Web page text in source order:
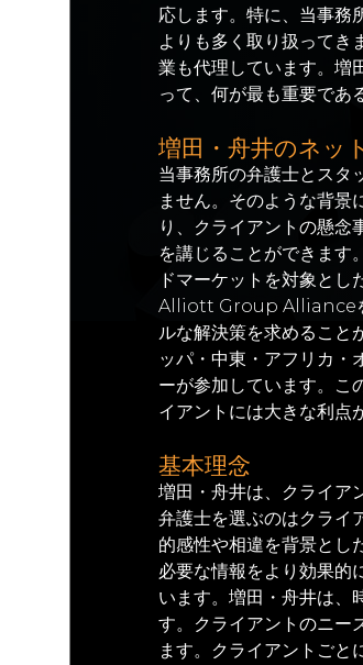
応します。特に、当事務
よりも多く取り扱ってき
業も代理しています。増
って、何が最も重要であ
増田・舟井のネッ
当事務所の弁護士とスタ
ません。そのような背景
り、クライアントの懸念
を講じることができま
ドマーケットを対象と
Alliott Group Allianceを
ルな解決策を求めるこ
ッパ・中東・アフリカ・
ーが参加しています。こ
イアントには大きな利点
基本理念
増田・舟井は、クライア
弁護士を選ぶのはクライ
的感性や相違を背景とし
必要な情報をより効果的
います。増田・舟井は、
す。クライアントのニー
ます。クライアントごと